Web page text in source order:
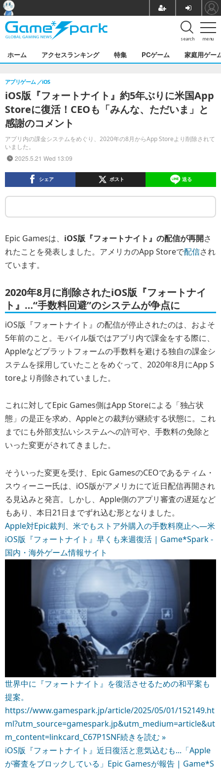
menu
search
ホーム アクセスランキング 特集 PCゲーム 家庭用ゲー
iOS版『フォートナイト』約5年ぶりに米国App
Storeに復活！CEOも「みんな、ただいま」と
感謝のコメント
アプリ内の課金システムをめぐり、2020年の8月からApp Storeより削除されて
いました。
アプリゲーム iOS
2025.5.21 Wed 13:09
シェア ポスト 送る
Epic Gamesは、 iOS版『フォートナイト』の配信が再開さ
れたことを発表しました。アメリカのApp Storeで配信され
ています。
2020年8月に削除されたiOS版『フォートナイ
ト』…“手数料回避”のシステムが争点に
iOS版『フォートナイト』の配信が停止されたのは、およそ
5年前のこと。モバイル版ではアプリ内で課金をする際に、
Appleなどプラットフォームの手数料を避ける独自の課金シ
ステムを採用していたことをめぐって、2020年8月にApp S
toreより削除されていました。
これに対してEpic Games側はApp Storeによる「独占状
態」の是正を求め、Appleとの裁判が継続する状態に。これ
までにも外部支払いシステムへの許可や、手数料の免除と
いった変更がされてきました。
そういった変更を受け、Epic GamesのCEOであるティム・
スウィーニー氏は、iOS版がアメリカにて近日配信再開され
る見込みと発言。しかし、Apple側のアプリ審査の遅延など
もあり、本日21日までずれ込む形となりました。
Apple対Epic裁判、米でもストア外購入の手数料廃止へ―米
iOS版『フォートナイト』早くも来週復活 | Game*Spark -
国内・海外ゲーム情報サイト
世界中に『フォートナイト』を復活させるための和平案も
提案。
https://www.gamespark.jp/article/2025/05/01/152149.ht
ml?utm_source=gamespark.jp&utm_medium=article&ut
m_content=linkcard_C67P1SNF続きを読む »
iOS版『フォートナイト』近日復活と意気込むも...「Apple
が審査をブロックしている」Epic Gamesが報告 | Game*S